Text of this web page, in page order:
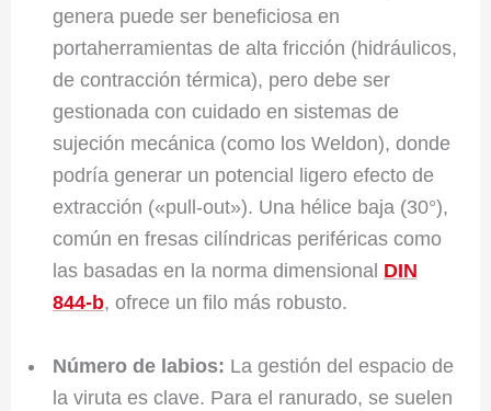
genera puede ser beneficiosa en
portaherramientas de alta fricción (hidráulicos,
de contracción térmica), pero debe ser
gestionada con cuidado en sistemas de
sujeción mecánica (como los Weldon), donde
podría generar un potencial ligero efecto de
extracción («pull-out»). Una hélice baja (30°),
común en fresas cilíndricas periféricas como
las basadas en la norma dimensional DIN
844-b, ofrece un filo más robusto.
Número de labios: La gestión del espacio de
la viruta es clave. Para el ranurado, se suelen